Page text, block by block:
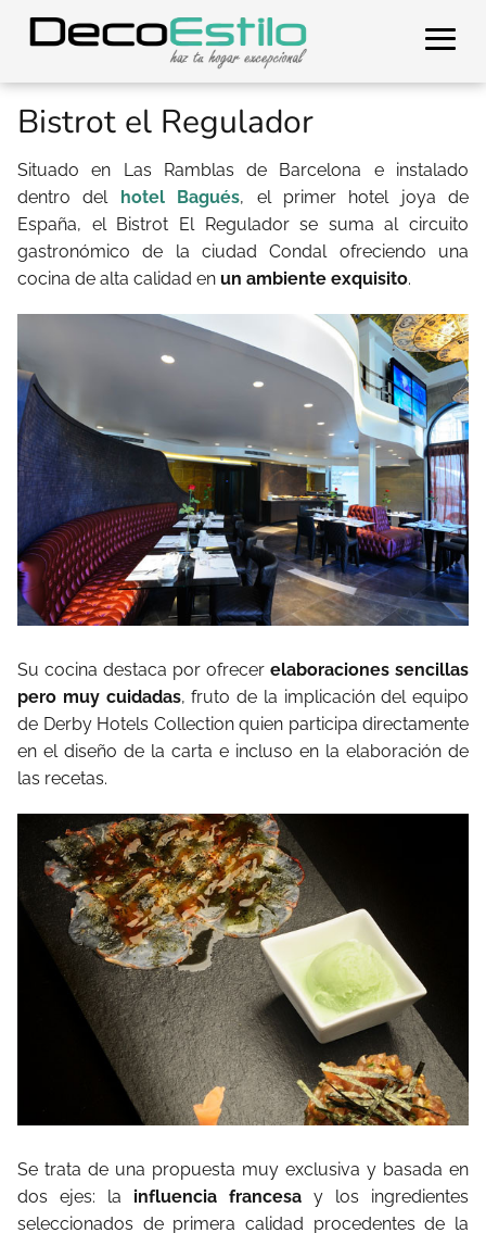
Bistrot el Regulador
Situado en Las Ramblas de Barcelona e instalado
dentro del
hotel Bagués, el primer hotel joya de
España, el Bistrot El Regulador se suma al circuito
gastronómico de la ciudad Condal ofreciendo una
cocina de alta calidad en un ambiente exquisito.
Su cocina destaca por ofrecer elaboraciones sencillas
pero muy cuidadas, fruto de la implicación del equipo
de Derby Hotels Collection quien participa directamente
en el diseño de la carta e incluso en la elaboración de
las recetas.
Se trata de una propuesta muy exclusiva y basada en
dos ejes: la influencia francesa y los ingredientes
seleccionados de primera calidad procedentes de la